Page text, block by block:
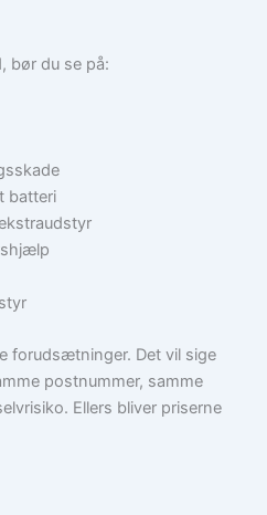
bør du se på:
batteri
forudsætninger. Det vil sige
postnummer, samme
Ellers bliver priserne